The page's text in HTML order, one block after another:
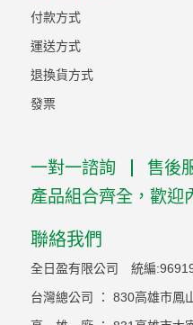
付款方式
運送方式
退換貨方式
發票
一對一諮詢
售後
產品組合齊全，歡迎
聯絡我們
全日盈有限公司 統編
台灣總公司 ： 830高雄市鳳